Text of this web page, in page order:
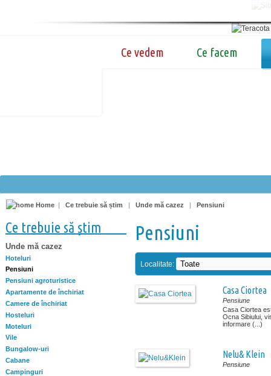
Ce vedem Ce facem
Home | Ce trebuie să știm | Unde mă cazez | Pensiuni
Ce trebuie să știm
Unde mă cazez
Hoteluri
Pensiuni
Pensiuni agroturistice
Apartamente de închiriat
Camere de închiriat
Hosteluri
Moteluri
Vile
Bungalow-uri
Cabane
Campinguri
Pensiuni
Localitate:
Casa Ciortea
Pensiune
Casa Ciortea
Ocna Sibiului,
informare (...)
Nelu& Klein
Pensiune